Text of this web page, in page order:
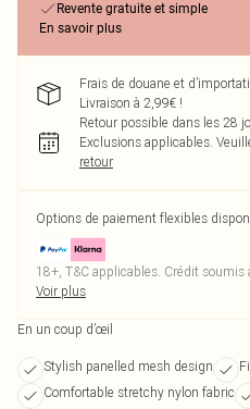
Revente gratuite et simple
En savoir plus
Frais de douane et
Livraison à 2,99€ !
Retour possible dans les 28
Exclusions applicables.
retour
Options de paiement flexibles
18+, T&C applicables. Crédit soumis
Voir plus
En un coup d’œil
Stylish panelled mesh design
Comfortable stretchy nylon fabric